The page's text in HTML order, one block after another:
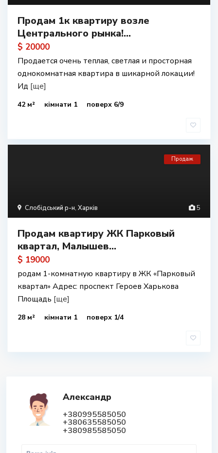
Продам 1к квартиру возле
Центрального рынка!...
$ 20000
Продается очень теплая, светлая и просторная
однокомнатная квартира в шикарной локации!
Ид [ще]
42 м² кімнати 1 поверх 6/9
5
Слобідський р-н, Харків
Продаж
Продам квартиру ЖК Парковый
квартал, Малышев...
$ 19000
родам 1-комнатную квартиру в ЖК «Парковый
квартал» Адрес: проспект Героев Харькова
Площадь [ще]
28 м² кімнати 1 поверх 1/4
Александр
+380995585050
+380635585050
+380985585050